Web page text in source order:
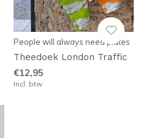
People will always need plates
Theedoek London Traffic
€12,95
Incl. btw